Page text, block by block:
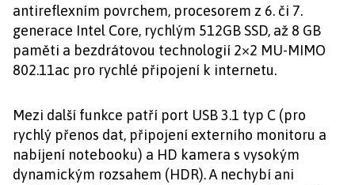
antireflexním povrchem, procesorem z 6. či 7.
generace Intel Core, rychlým 512GB SSD, až 8 GB
paměti a bezdrátovou technologií 2×2 MU-MIMO
802.11ac pro rychlé připojení k internetu.
Mezi další funkce patří port USB 3.1 typ C (pro
rychlý přenos dat, připojení externího monitoru a
nabíjení notebooku) a HD kamera s vysokým
dynamickým rozsahem (HDR). A nechybí ani